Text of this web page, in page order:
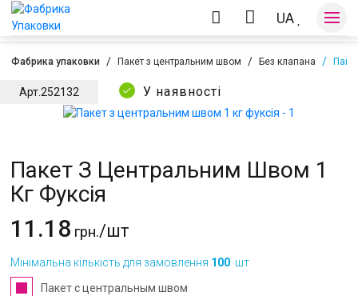
UA
Оплата та доставка
Контакти
Фабрика упаковки Пакет з центральним швом Без клапана
Арт.252132 У наявності
Пакет З Центральним Швом 1
Кг Фуксія
11.18 грн./шт
Мінімальна кількість для замовлення 100 шт
Пакет с центральным швом